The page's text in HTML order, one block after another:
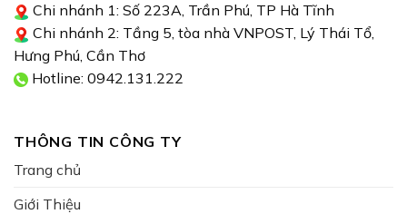
Chi nhánh 1: Số 223A, Trần Phú, TP Hà Tĩnh
Chi nhánh 2: Tầng 5, tòa nhà VNPOST, Lý Thái Tổ,
Hưng Phú, Cần Thơ
Hotline: 0942.131.222
THÔNG TIN CÔNG TY
Trang chủ
Giới Thiệu